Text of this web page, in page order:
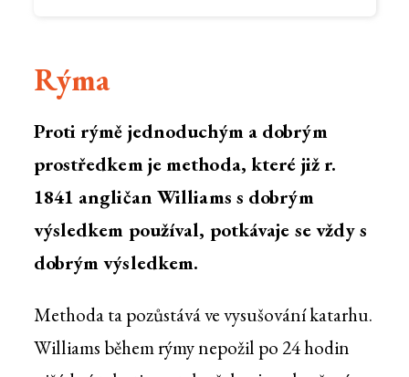
Rýma
Proti rýmě jednoduchým a dobrým
prostředkem je methoda, které již r.
1841 angličan Williams s dobrým
výsledkem používal, potkávaje se vždy s
dobrým výsledkem.
Methoda ta pozůstává ve vysušování katarhu.
Williams během rýmy nepožil po 24 hodin